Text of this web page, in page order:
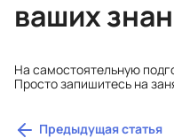
ваших
На самостоятельную
Просто запишитесь на
Предыдущая статья